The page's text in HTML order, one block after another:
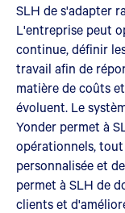
SLH de s'adapter
L'entreprise peut
continue, définir
travail afin de
matière de coûts
évoluent. Le
Yonder permet à
opérationnels,
personnalisée et
permet à SLH de
clients et